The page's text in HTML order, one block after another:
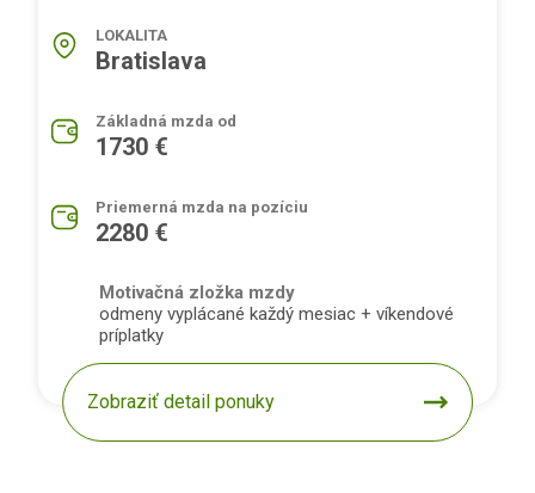
LOKALITA
Bratislava
Základná mzda od
1730 €
Priemerná mzda na pozíciu
2280 €
Motivačná zložka mzdy
odmeny vyplácané každý mesiac + víkendové
príplatky
Zobraziť detail ponuky